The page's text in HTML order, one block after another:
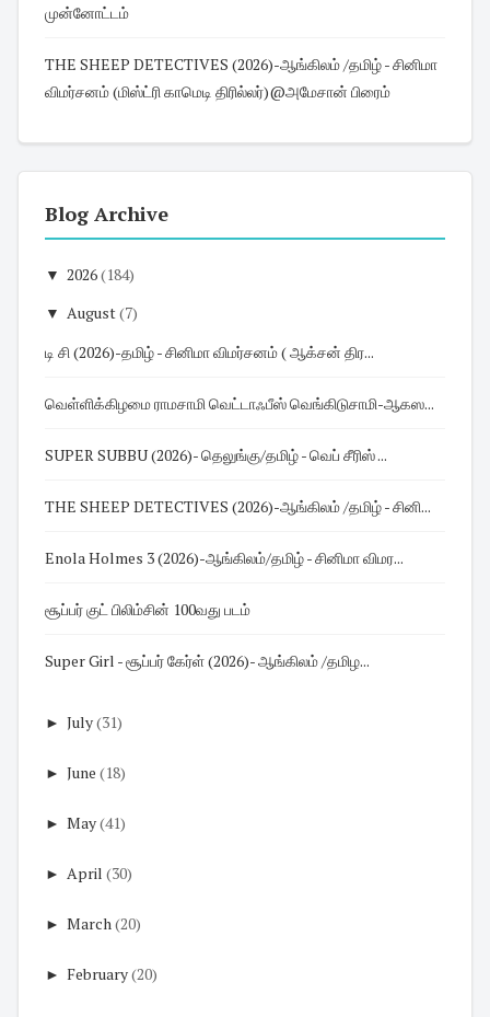
முன்னோட்டம்
THE SHEEP DETECTIVES (2026)-ஆங்கிலம் /தமிழ் - சினிமா
விமர்சனம் (மிஸ்ட்ரி காமெடி திரில்லர்)@அமேசான் பிரைம்
Blog Archive
▼ 2026(184)
▼ August(7)
டி சி (2026)-தமிழ் - சினிமா விமர்சனம் ( ஆக்சன் திர...
வெள்ளிக்கிழமை ராமசாமி வெட்டாஃபீஸ் வெங்கிடுசாமி-ஆகஸ...
SUPER SUBBU (2026)- தெலுங்கு/தமிழ் - வெப் சீரிஸ் ...
THE SHEEP DETECTIVES (2026)-ஆங்கிலம் /தமிழ் - சினி...
Enola Holmes 3 (2026)-ஆங்கிலம்/தமிழ் - சினிமா விமர...
சூப்பர் குட் பிலிம்சின் 100வது படம்
Super Girl - சூப்பர் கேர்ள் (2026)- ஆங்கிலம் /தமிழ...
► July(31)
► June (18)
► May(41)
► April (30)
► March(20)
► February(20)